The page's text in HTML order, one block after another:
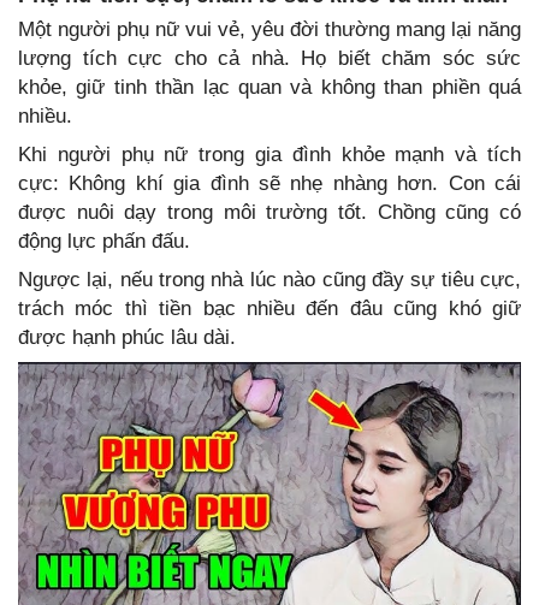
Một người phụ nữ vui vẻ, yêu đời thường mang lại năng
lượng tích cực cho cả nhà. Họ biết chăm sóc sức
khỏe, giữ tinh thần lạc quan và không than phiền quá
nhiều.
Khi người phụ nữ trong gia đình khỏe mạnh và tích
cực: Không khí gia đình sẽ nhẹ nhàng hơn. Con cái
được nuôi dạy trong môi trường tốt. Chồng cũng có
động lực phấn đấu.
Ngược lại, nếu trong nhà lúc nào cũng đầy sự tiêu cực,
trách móc thì tiền bạc nhiều đến đâu cũng khó giữ
được hạnh phúc lâu dài.